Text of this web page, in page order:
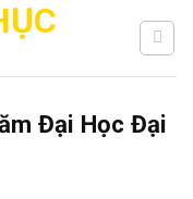
Đại Học Đại